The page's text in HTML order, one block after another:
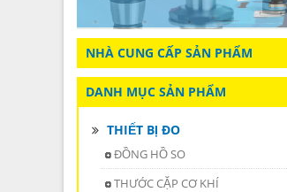
NHÀ CUNG CẤP SẢN PHẨM
DANH MỤC SẢN PHẨM
THIẾT BỊ ĐO
ĐỒNG HỒ SO
THƯỚC CẶP CƠ KHÍ